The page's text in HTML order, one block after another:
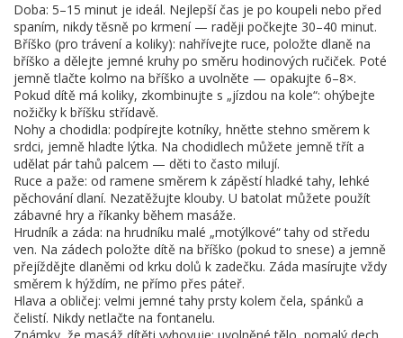
Doba: 5–15 minut je ideál. Nejlepší čas je po koupeli nebo před
spaním, nikdy těsně po krmení — raději počkejte 30–40 minut.
Bříško (pro trávení a koliky): nahřívejte ruce, položte dlaně na
bříško a dělejte jemné kruhy po směru hodinových ručiček. Poté
jemně tlačte kolmo na bříško a uvolněte — opakujte 6–8×.
Pokud dítě má koliky, zkombinujte s „jízdou na kole“: ohýbejte
nožičky k bříšku střídavě.
Nohy a chodidla: podpírejte kotníky, hněťte stehno směrem k
srdci, jemně hladte lýtka. Na chodidlech můžete jemně třít a
udělat pár tahů palcem — děti to často milují.
Ruce a paže: od ramene směrem k zápěstí hladké tahy, lehké
pěchování dlaní. Nezatěžujte klouby. U batolat můžete použít
zábavné hry a říkanky během masáže.
Hrudník a záda: na hrudníku malé „motýlkové“ tahy od středu
ven. Na zádech položte dítě na bříško (pokud to snese) a jemně
přejíždějte dlaněmi od krku dolů k zadečku. Záda masírujte vždy
směrem k hýždím, ne přímo přes páteř.
Hlava a obličej: velmi jemné tahy prsty kolem čela, spánků a
čelistí. Nikdy netlačte na fontanelu.